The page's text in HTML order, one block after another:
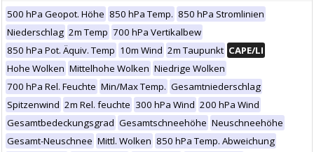
500 hPa Geopot. Höhe 850 hPa Temp. 850 hPa Stromlinien
Niederschlag 2m Temp 700 hPa Vertikalbew
850 hPa Pot. Äquiv. Temp 10m Wind 2m Taupunkt CAPE/LI
Hohe Wolken Mittelhohe Wolken Niedrige Wolken
700 hPa Rel. Feuchte Min/Max Temp. Gesamtniederschlag
Spitzenwind 2m Rel. feuchte 300 hPa Wind 200 hPa Wind
Gesamtbedeckungsgrad Gesamtschneehöhe Neuschneehöhe
Gesamt-Neuschnee Mittl. Wolken 850 hPa Temp. Abweichung